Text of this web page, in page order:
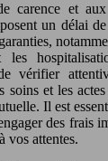
carence et
un délai
vérifier
soins et les
Il est
des frais
vos attentes.